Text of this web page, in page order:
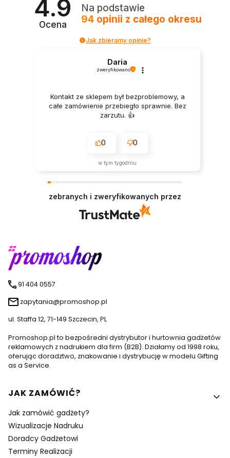
4.9
Ocena
Na podstawie
94 opinii z całego okresu
Jak zbieramy opinie?
Daria
zweryfikowano
Kontakt ze sklepem był bezproblemowy, a
całe zamówienie przebiegło sprawnie. Bez
zarzutu. 👍️
0 0
w tym tygodniu
zebranych i zweryfikowanych przez
91 404 0557
zapytania@promoshop.pl
ul. Staffa 12, 71-149 Szczecin, PL
Promoshop.pl to bezpośredni dystrybutor i hurtownia gadżetów
reklamowych z nadrukiem dla firm (B2B). Działamy od 1998 roku,
oferując doradztwo, znakowanie i dystrybucję w modelu Gifting
as a Service.
Linki w stopce
JAK ZAMÓWIĆ?
Jak zamówić gadżety?
Wizualizacje Nadruku
Doradcy Gadżetowi
Terminy Realizacji